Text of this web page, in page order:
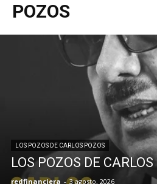
POZOS
LOS POZOS DE CARLOS POZOS
LOS POZOS DE
redfinanciera - 3 agosto, 2026